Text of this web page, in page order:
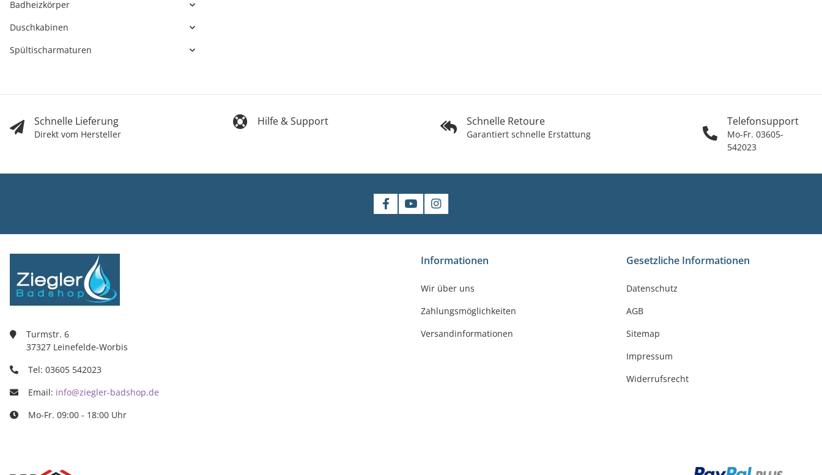
Badheizkörper
Duschkabinen
Spültischarmaturen
Schnelle Lieferung
Direkt vom Hersteller
Hilfe & Support Schnelle Retoure
Garantiert schnelle Erstattung
Telefonsupport
Mo-Fr. 03605-
542023
Turmstr. 6
37327 Leinefelde-Worbis
Tel: 03605 542023
Email: info@ziegler-badshop.de
Mo-Fr. 09:00 - 18:00 Uhr
Informationen
Wir über uns
Zahlungsmöglichkeiten
Versandinformationen
Gesetzliche Informationen
Datenschutz
AGB
Sitemap
Impressum
Widerrufsrecht